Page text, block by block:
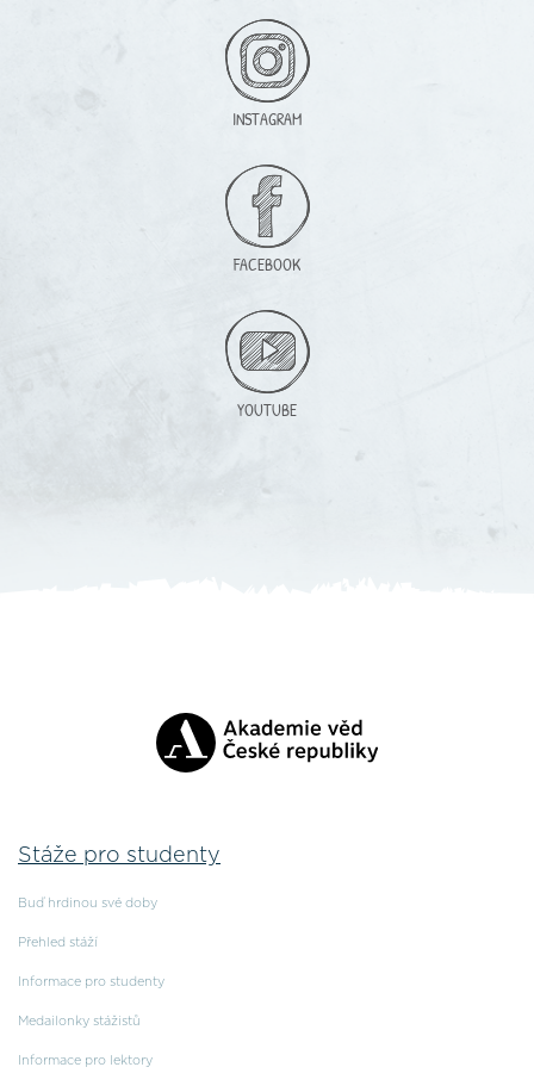
INSTAGRAM
FACEBOOK
YOUTUBE
Stáže pro studenty
Buď hrdinou své doby
Přehled stáží
Informace pro studenty
Medailonky stážistů
Informace pro lektory